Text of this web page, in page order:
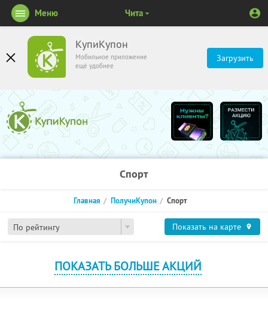
КупиКупон
Мобильное приложение
ещё удобнее
Загрузить
Меню Чита
Спорт
По рейтингу
Главная ПолучиКупон Спорт
Показать на карте
ПОКАЗАТЬ БОЛЬШЕ АКЦИЙ